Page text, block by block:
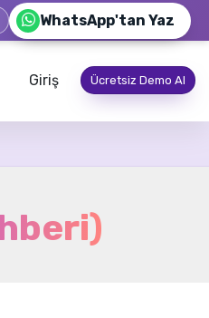
WhatsApp'tan Yaz
Giriş Ücretsiz Demo Al